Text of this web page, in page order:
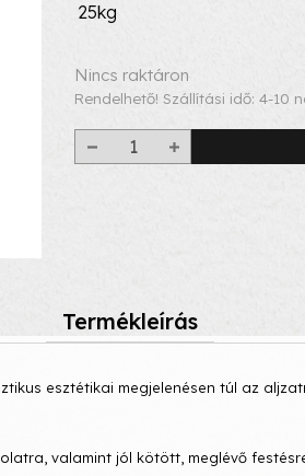
25kg
Nincs raktáron
Rendelhető! Szállítási idő: 4-10
Termékleírás
esztétikai megjelenésen túl az
valamint jól kötött, meglévő